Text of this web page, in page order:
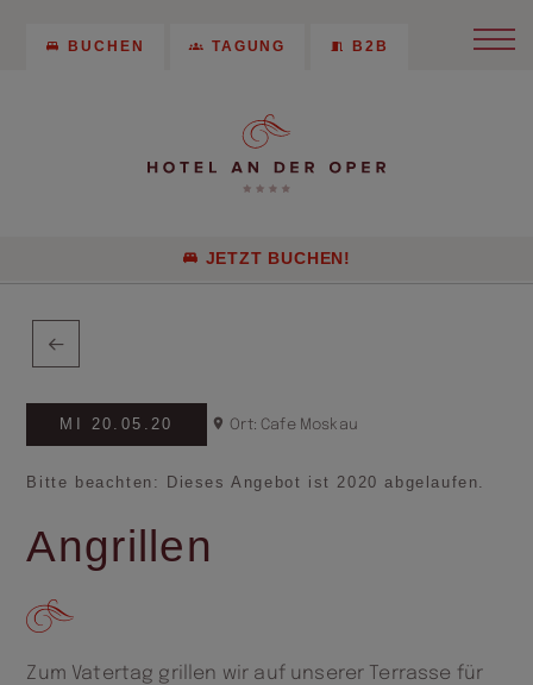
BUCHEN TAGUNG B2B
JETZT BUCHEN!
MI 20.05.20 Ort: Cafe Moskau
Bitte beachten: Dieses Angebot ist 2020 abgelaufen.
Angrillen
Zum Vatertag grillen wir auf unserer Terrasse für